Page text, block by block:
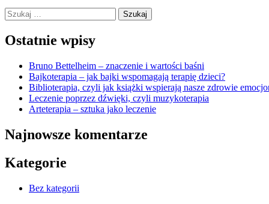
Szukaj:
Ostatnie wpisy
Bruno Bettelheim – znaczenie i wartości baśni
Bajkoterapia – jak bajki wspomagają terapię dzieci?
Biblioterapia, czyli jak książki wspierają nasze zdrowie
Leczenie poprzez dźwięki, czyli muzykoterapia
Arteterapia – sztuka jako leczenie
Najnowsze komentarze
Kategorie
Bez kategorii